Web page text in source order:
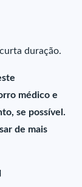
duração.
médico e
se possível.
de mais